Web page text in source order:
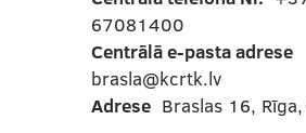
67081400
Centrālā e-pasta adrese
brasla@kcrtk.lv
Adrese Braslas 16,